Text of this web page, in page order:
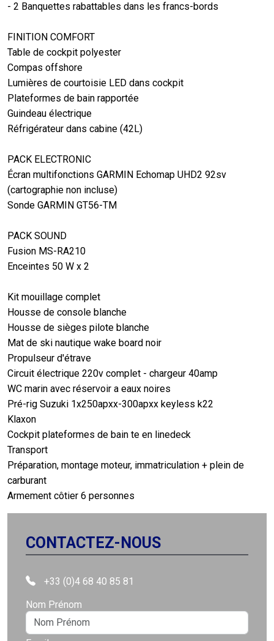
- 2 Banquettes rabattables dans les francs-bords
FINITION COMFORT
Table de cockpit polyester
Compas offshore
Lumières de courtoisie LED dans cockpit
Plateformes de bain rapportée
Guindeau électrique
Réfrigérateur dans cabine (42L)
PACK ELECTRONIC
Écran multifonctions GARMIN Echomap UHD2 92sv
(cartographie non incluse)
Sonde GARMIN GT56-TM
PACK SOUND
Fusion MS-RA210
Enceintes 50 W x 2
Kit mouillage complet
Housse de console blanche
Housse de sièges pilote blanche
Mat de ski nautique wake board noir
Propulseur d'étrave
Circuit électrique 220v complet - chargeur 40amp
WC marin avec réservoir a eaux noires
Pré-rig Suzuki 1x250apxx-300apxx keyless k22
Klaxon
Cockpit plateformes de bain te en linedeck
Transport
Préparation, montage moteur, immatriculation + plein de
carburant
Armement côtier 6 personnes
CONTACTEZ-NOUS
+33 (0)4 68 40 85 81
Nom Prénom